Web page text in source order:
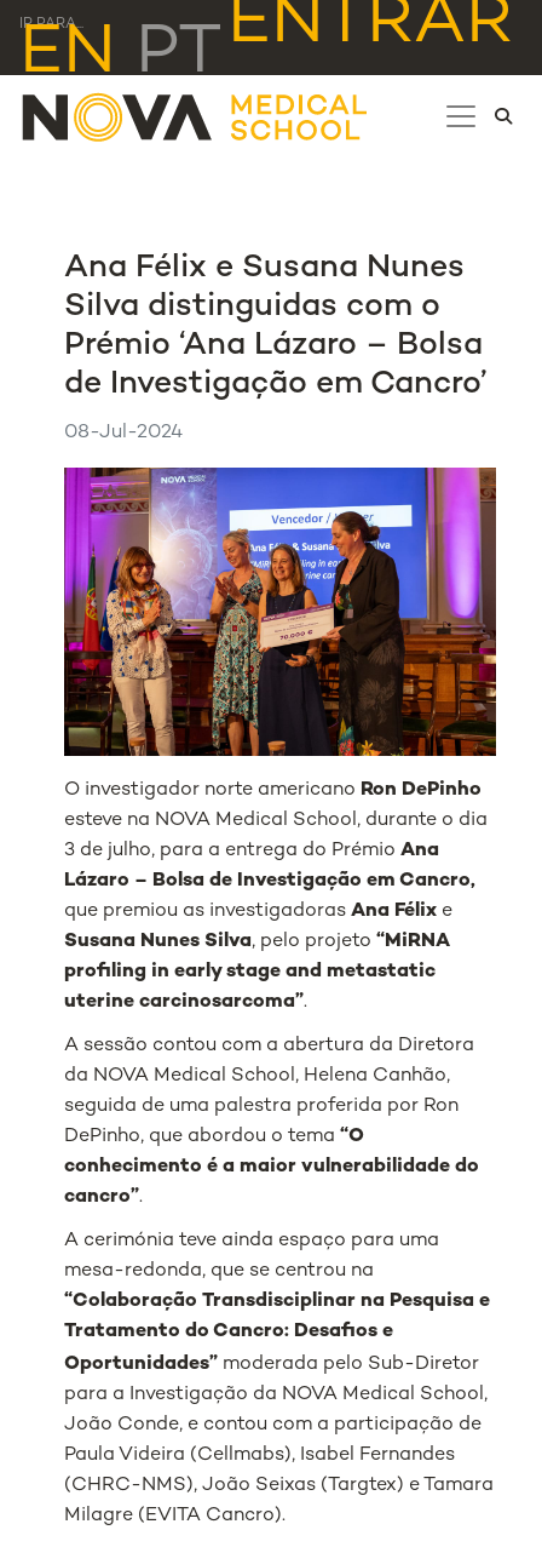
IR PARA... ENTRAR
EN PT
Ana Félix e Susana Nunes
Silva distinguidas com o
Prémio ‘Ana Lázaro – Bolsa
de Investigação em Cancro’
08-Jul-2024
O investigador norte americano Ron DePinho
esteve na NOVA Medical School, durante o dia
3 de julho, para a entrega do PrémioAna
Lázaro – Bolsa de Investigação em Cancro,
que premiou as investigadorasAna Félix e
Susana Nunes Silva, pelo projeto“MiRNA
profiling in early stage and metastatic
uterine carcinosarcoma”.
A sessão contou com a abertura da Diretora
da NOVA Medical School, Helena Canhão,
seguida de uma palestra proferida por Ron
DePinho, que abordou o tema“O
conhecimento é a maior vulnerabilidade do
cancro”.
A cerimónia teve ainda espaço para uma
mesa-redonda, que se centrou na
“Colaboração Transdisciplinar na Pesquisa e
Tratamento do Cancro: Desafios e
Oportunidades” moderada pelo Sub-Diretor
para a Investigação da NOVA Medical School,
João Conde, e contou com a participação de
Paula Videira (Cellmabs), Isabel Fernandes
(CHRC-NMS), João Seixas (Targtex) e Tamara
Milagre (EVITA Cancro).